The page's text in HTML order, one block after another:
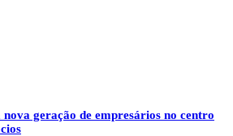
geração de empresários no centro